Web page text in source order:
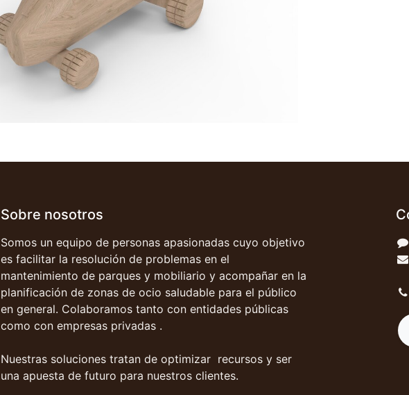
Sobre nosotros
Somos un equipo de personas apasionadas cuyo objetivo
es facilitar la resolución de problemas en el
mantenimiento de parques y mobiliario y acompañar en la
planificación de zonas de ocio saludable para el público
en general. Colaboramos tanto con entidades públicas
como con empresas privadas .
Nuestras soluciones tratan de optimizar recursos y ser
una apuesta de futuro para nuestros clientes.